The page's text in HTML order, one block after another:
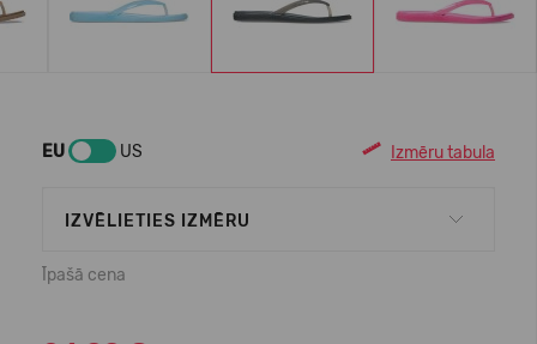
EU US Izmēru tabula
IZVĒLIETIES IZMĒRU
Īpašā cena